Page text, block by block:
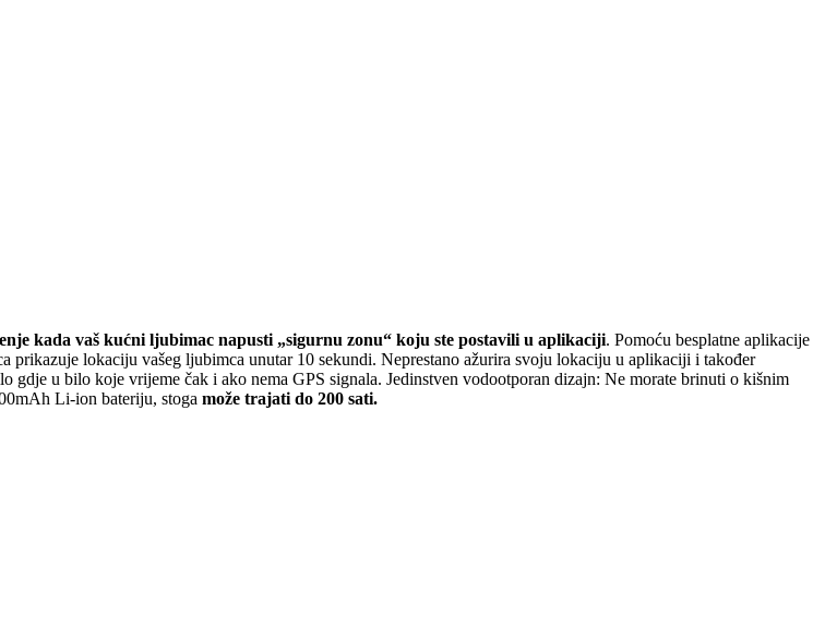
kada vaš kućni ljubimac napusti „sigurnu zonu“ koju ste postavili u aplikaciji. Pomoću besplatne aplikacije
lokaciju vašeg ljubimca unutar 10 sekundi. Neprestano ažurira svoju lokaciju u aplikaciji i također
u bilo koje vrijeme čak i ako nema GPS signala. Jedinstven vodootporan dizajn: Ne morate brinuti o kišnim
Li-ion bateriju, stoga može trajati do 200 sati.